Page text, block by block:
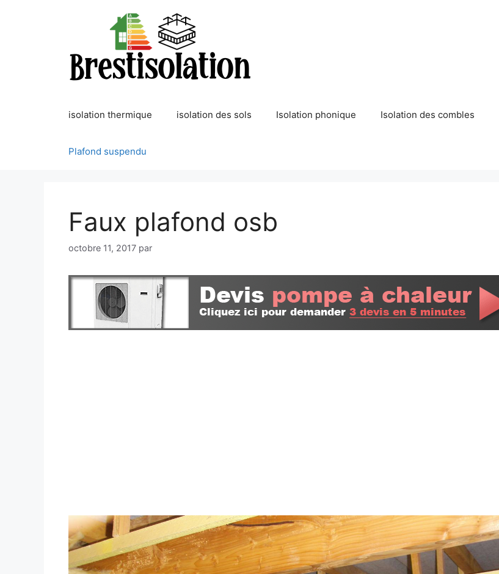
isolation thermique isolation des sols Isolation phonique Isolation des combles
Plafond suspendu
Faux plafond osb
octobre 11, 2017 par